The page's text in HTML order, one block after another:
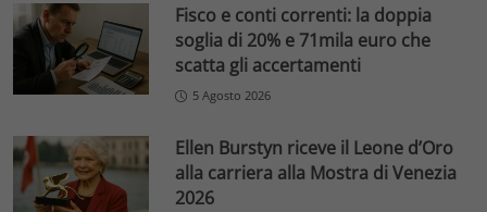
Fisco e conti correnti: la doppia
soglia di 20% e 71mila euro che
scatta gli accertamenti
5 Agosto 2026
Ellen Burstyn riceve il Leone d’Oro
alla carriera alla Mostra di Venezia
2026